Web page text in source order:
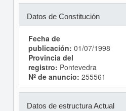
Datos de Constitución
Fecha de
publicación: 01/07/1998
Provincia del
registro: Pontevedra
Nº de anuncio: 255561
Datos de estructura Actual